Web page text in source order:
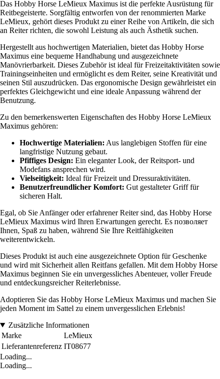
Das Hobby Horse LeMieux Maximus ist die perfekte Ausrüstung für
Reitbegeisterte. Sorgfältig entworfen von der renommierten Marke
LeMieux, gehört dieses Produkt zu einer Reihe von Artikeln, die sich
an Reiter richten, die sowohl Leistung als auch Ästhetik suchen.
Hergestellt aus hochwertigen Materialien, bietet das Hobby Horse
Maximus eine bequeme Handhabung und ausgezeichnete
Manövrierbarkeit. Dieses Zubehör ist ideal für Freizeitaktivitäten sowie
Trainingseinheiten und ermöglicht es dem Reiter, seine Kreativität und
seinen Stil auszudrücken. Das ergonomische Design gewährleistet ein
perfektes Gleichgewicht und eine ideale Anpassung während der
Benutzung.
Zu den bemerkenswerten Eigenschaften des Hobby Horse LeMieux
Maximus gehören:
Hochwertige Materialien: Aus langlebigen Stoffen für eine
langfristige Nutzung gebaut.
Pfiffiges Design: Ein eleganter Look, der Reitsport- und
Modefans ansprechen wird.
Vielseitigkeit: Ideal für Freizeit und Dressuraktivitäten.
Benutzerfreundlicher Komfort: Gut gestalteter Griff für
sicheren Halt.
Egal, ob Sie Anfänger oder erfahrener Reiter sind, das Hobby Horse
LeMieux Maximus wird Ihren Erwartungen gerecht. Es позволяет
Ihnen, Spaß zu haben, während Sie Ihre Reitfähigkeiten
weiterentwickeln.
Dieses Produkt ist auch eine ausgezeichnete Option für Geschenke
und wird mit Sicherheit allen Reitfans gefallen. Mit dem Hobby Horse
Maximus beginnen Sie ein unvergessliches Abenteuer, voller Freude
und entdeckungsreicher Reiterlebnisse.
Adoptieren Sie das Hobby Horse LeMieux Maximus und machen Sie
jeden Moment im Sattel zu einem unvergesslichen Erlebnis!
Zusätzliche Informationen
Marke
LeMieux
Lieferantenreferenz IT08677
Loading...
Loading...